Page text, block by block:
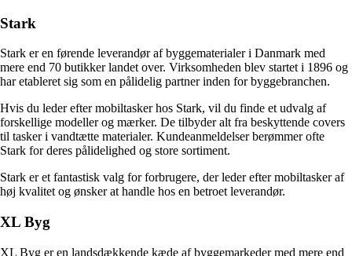
Stark
Stark er en førende leverandør af byggematerialer i Danmark med
mere end 70 butikker landet over. Virksomheden blev startet i 1896 og
har etableret sig som en pålidelig partner inden for byggebranchen.
Hvis du leder efter mobiltasker hos Stark, vil du finde et udvalg af
forskellige modeller og mærker. De tilbyder alt fra beskyttende covers
til tasker i vandtætte materialer. Kundeanmeldelser berømmer ofte
Stark for deres pålidelighed og store sortiment.
Stark er et fantastisk valg for forbrugere, der leder efter mobiltasker af
høj kvalitet og ønsker at handle hos en betroet leverandør.
XL Byg
XL Byg er en landsdækkende kæde af byggemarkeder med mere end